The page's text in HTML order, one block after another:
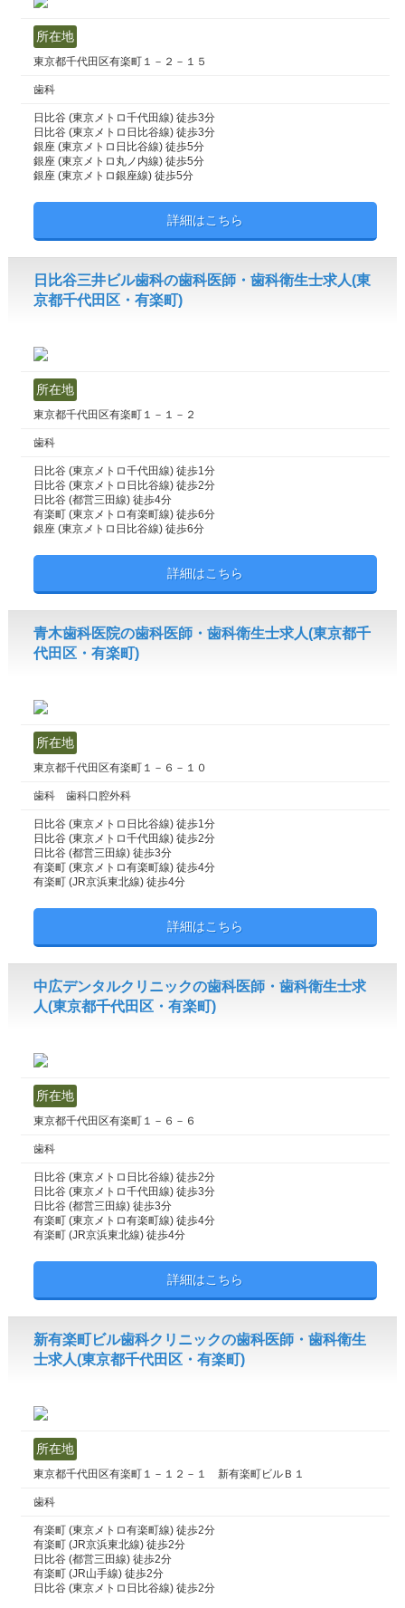
所在地
東京都千代田区有楽町１－２－１５
歯科
日比谷 (東京メトロ千代田線) 徒歩3分
日比谷 (東京メトロ日比谷線) 徒歩3分
銀座 (東京メトロ日比谷線) 徒歩5分
銀座 (東京メトロ丸ノ内線) 徒歩5分
銀座 (東京メトロ銀座線) 徒歩5分
詳細はこちら
日比谷三井ビル歯科の歯科医師・歯科衛生士求人(東
京都千代田区・有楽町)
所在地
東京都千代田区有楽町１－１－２
歯科
日比谷 (東京メトロ千代田線) 徒歩1分
日比谷 (東京メトロ日比谷線) 徒歩2分
日比谷 (都営三田線) 徒歩4分
有楽町 (東京メトロ有楽町線) 徒歩6分
銀座 (東京メトロ日比谷線) 徒歩6分
詳細はこちら
青木歯科医院の歯科医師・歯科衛生士求人(東京都千
代田区・有楽町)
所在地
東京都千代田区有楽町１－６－１０
歯科 歯科口腔外科
日比谷 (東京メトロ日比谷線) 徒歩1分
日比谷 (東京メトロ千代田線) 徒歩2分
日比谷 (都営三田線) 徒歩3分
有楽町 (東京メトロ有楽町線) 徒歩4分
有楽町 (JR京浜東北線) 徒歩4分
詳細はこちら
中広デンタルクリニックの歯科医師・歯科衛生士求
人(東京都千代田区・有楽町)
所在地
東京都千代田区有楽町１－６－６
歯科
日比谷 (東京メトロ日比谷線) 徒歩2分
日比谷 (東京メトロ千代田線) 徒歩3分
日比谷 (都営三田線) 徒歩3分
有楽町 (東京メトロ有楽町線) 徒歩4分
有楽町 (JR京浜東北線) 徒歩4分
詳細はこちら
新有楽町ビル歯科クリニックの歯科医師・歯科衛生
士求人(東京都千代田区・有楽町)
所在地
東京都千代田区有楽町１－１２－１ 新有楽町ビルＢ１
歯科
有楽町 (東京メトロ有楽町線) 徒歩2分
有楽町 (JR京浜東北線) 徒歩2分
日比谷 (都営三田線) 徒歩2分
有楽町 (JR山手線) 徒歩2分
日比谷 (東京メトロ日比谷線) 徒歩2分